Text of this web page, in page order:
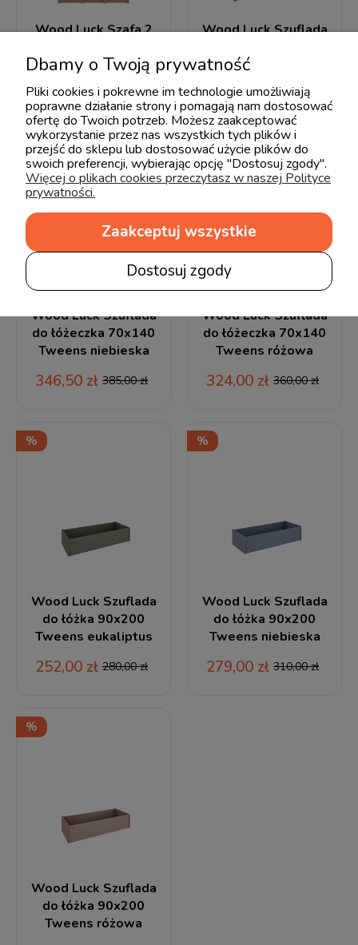
Wood Luck Szafa 2
różowa
2 916,00 zł 3 240,00 zł
Wood Luck Szuflada
Tweens eukaliptus
423,00 zł 470,00 zł
Wood Luck Szuflada
do łóżeczka 70x140
Tweens niebieska
346,50 zł 385,00 zł
Wood Luck Szuflada
do łóżeczka 70x140
Tweens różowa
324,00 zł 360,00 zł
Wood Luck Szuflada
do łóżka 90x200
Tweens eukaliptus
252,00 zł 280,00 zł
Wood Luck Szuflada
do łóżka 90x200
Tweens niebieska
279,00 zł 310,00 zł
Wood Luck Szuflada
do łóżka 90x200
Tweens różowa
Dbamy o Twoją prywatność
Pliki cookies i pokrewne im technologie umożliwiają
poprawne działanie strony i pomagają nam dostosować
ofertę do Twoich potrzeb. Możesz zaakceptować
wykorzystanie przez nas wszystkich tych plików i
przejść do sklepu lub dostosować użycie plików do
swoich preferencji, wybierając opcję "Dostosuj zgody".
Więcej o plikach cookies przeczytasz w naszej Polityce
prywatności.
Dostosuj zgody
Zaakceptuj wszystkie